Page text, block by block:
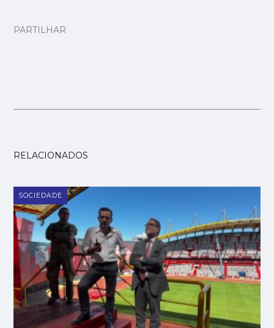
PARTILHAR
RELACIONADOS
SOCIEDADE